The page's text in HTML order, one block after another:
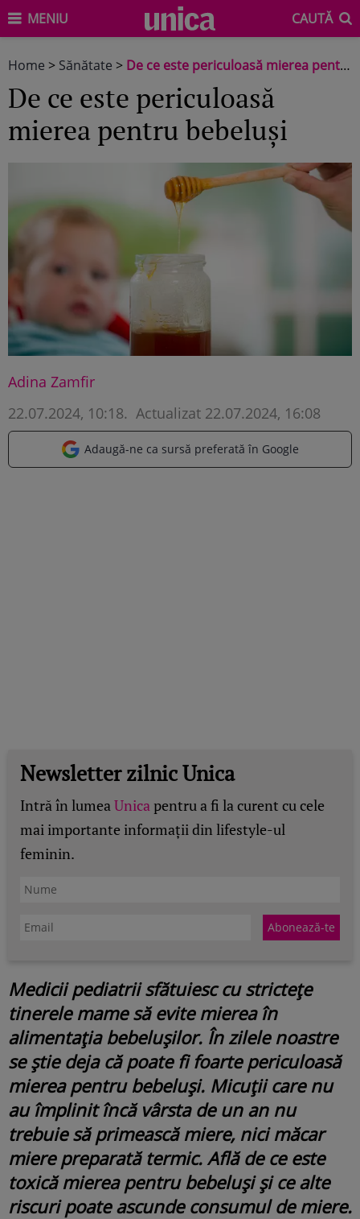
MENIU CAUTĂ
Home > Sănătate > De ce este periculoasă mierea pentru bebeluşi
De ce este periculoasă
mierea pentru bebeluşi
Adina Zamfir
22.07.2024, 10:18. Actualizat 22.07.2024, 16:08
Adaugă-ne ca sursă preferată în Google
Newsletter zilnic Unica
Intră în lumeaUnicapentru a fi la curent cu cele
mai importante informații din lifestyle-ul
feminin.
Medicii pediatrii sfătuiesc cu strictețe
tinerele mame să evite mierea în
alimentația bebelușilor. În zilele noastre
se știe deja că poate fi foarte periculoasă
mierea pentru bebeluși. Micuții care nu
au împlinit încă vârsta de un an nu
trebuie să primească miere, nici măcar
miere preparată termic. Află de ce este
toxică mierea pentru bebeluși și ce alte
riscuri poate ascunde consumul de miere.